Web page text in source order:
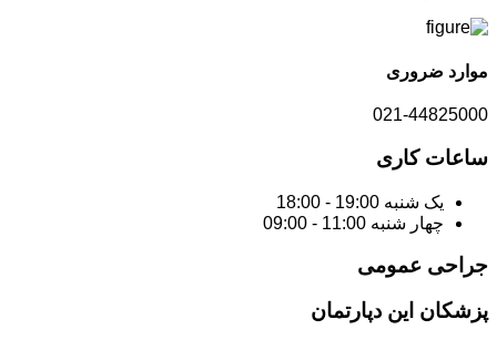
موارد ضروری
021-44825000
ساعات کاری
یک شنبه 19:00 - 18:00
چهار شنبه 11:00 - 09:00
جراحی عمومی
پزشکان این دپارتمان